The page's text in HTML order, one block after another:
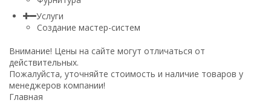
Услуги
Создание мастер-систем
Внимание! Цены на сайте могут отличаться от
действительных.
Пожалуйста, уточняйте стоимость и наличие товаров у
менеджеров компании!
Главная